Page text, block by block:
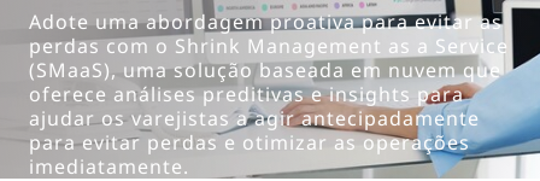
Adote uma abordagem proativa para evitar as
perdas com o Shrink Management as a Service
(SMaaS), uma solução baseada em nuvem que
oferece análises preditivas e insights para
ajudar os varejistas a agir antecipadamente
para evitar perdas e otimizar as operações
imediatamente.